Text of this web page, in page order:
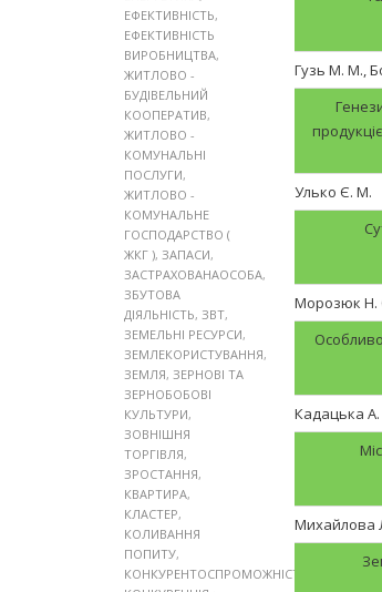
ЕФЕКТИВНІСТЬ,
ЕФЕКТИВНІСТЬ
ВИРОБНИЦТВА,
ЖИТЛОВО -
БУДІВЕЛЬНИЙ
КООПЕРАТИВ,
ЖИТЛОВО -
КОМУНАЛЬНІ
ПОСЛУГИ,
ЖИТЛОВО -
КОМУНАЛЬНЕ
ГОСПОДАРСТВО (
ЖКГ ), ЗАПАСИ,
ЗАСТРАХОВАНАОСОБА,
ЗБУТОВА
ДІЯЛЬНІСТЬ, ЗВТ,
ЗЕМЕЛЬНІ РЕСУРСИ,
ЗЕМЛЕКОРИСТУВАННЯ,
ЗЕМЛЯ, ЗЕРНОВІ ТА
ЗЕРНОБОБОВІ
КУЛЬТУРИ,
ЗОВНІШНЯ
ТОРГІВЛЯ,
ЗРОСТАННЯ,
КВАРТИРА,
КЛАСТЕР,
КОЛИВАННЯ
ПОПИТУ,
КОНКУРЕНТОСПРОМОЖНІСТЬ
Гузь М. М.,
Улько Є. М.
Морозюк Н.
Кадацька
Михайлова